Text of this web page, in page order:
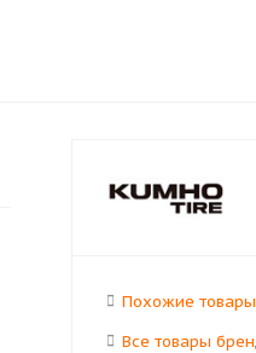
Похожие товары
Все товары